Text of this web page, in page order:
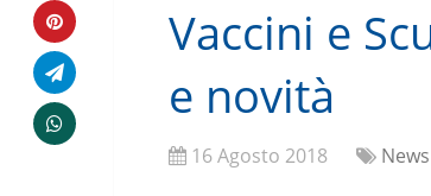
Vaccini e
e novità
16 Agosto 2018